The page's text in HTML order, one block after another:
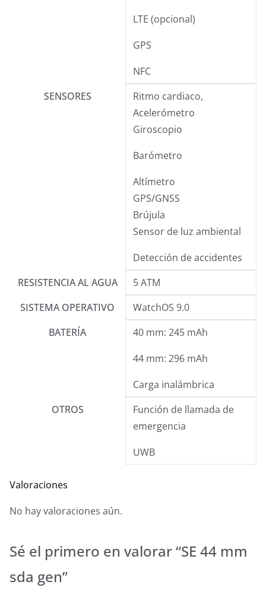
LTE (opcional)
GPS
NFC
SENSORES
Ritmo cardiaco,
Acelerómetro
Giroscopio
Barómetro
Altímetro
GPS/GNSS
Brújula
Sensor de luz ambiental
Detección de accidentes
RESISTENCIA AL AGUA
5 ATM
SISTEMA OPERATIVO
WatchOS 9.0
BATERÍA
40 mm: 245 mAh
44 mm: 296 mAh
Carga inalámbrica
OTROS
Función de llamada de
emergencia
UWB
Valoraciones
No hay valoraciones aún.
Sé el primero en valorar “SE 44 mm
sda gen”